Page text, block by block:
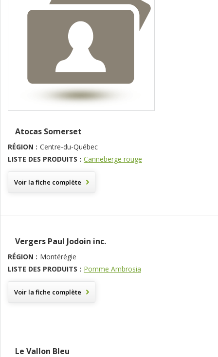
Atocas Somerset
RÉGION : Centre-du-Québec
LISTE DES PRODUITS : Canneberge rouge
Voir la fiche complète
Vergers Paul Jodoin inc.
RÉGION : Montérégie
LISTE DES PRODUITS : Pomme Ambrosia
Voir la fiche complète
Le Vallon Bleu